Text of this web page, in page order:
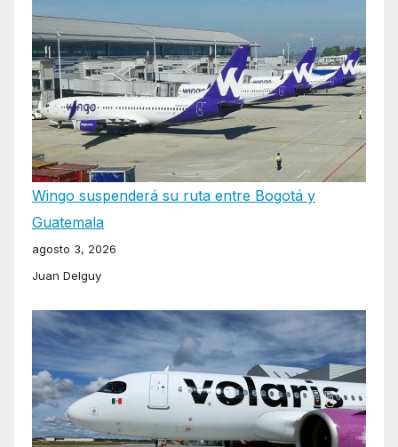
Wingo suspenderá su ruta entre Bogotá y
Guatemala
agosto 3, 2026
Juan Delguy